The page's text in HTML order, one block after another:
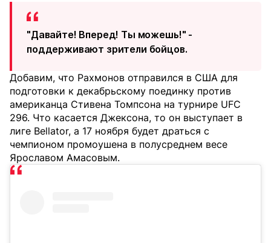
"Давайте! Вперед! Ты можешь!" -
поддерживают зрители бойцов.
Добавим, что Рахмонов отправился в США для
подготовки к декабрьскому поединку против
американца Стивена Томпсона на турнире UFC
296. Что касается Джексона, то он выступает в
лиге Bellator, а 17 ноября будет драться с
чемпионом промоушена в полусреднем весе
Ярославом Амасовым.